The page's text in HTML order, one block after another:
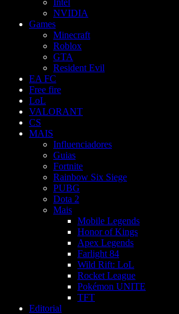
Intel
NVIDIA
Games
Minecraft
Roblox
GTA
Resident Evil
EA FC
Free fire
LoL
VALORANT
CS
MAIS
Influenciadores
Guias
Fortnite
Rainbow Six Siege
PUBG
Dota 2
Mais
Mobile Legends
Honor of Kings
Apex Legends
Farlight 84
Wild Rift: LoL
Rocket League
Pokémon UNITE
TFT
Editorial